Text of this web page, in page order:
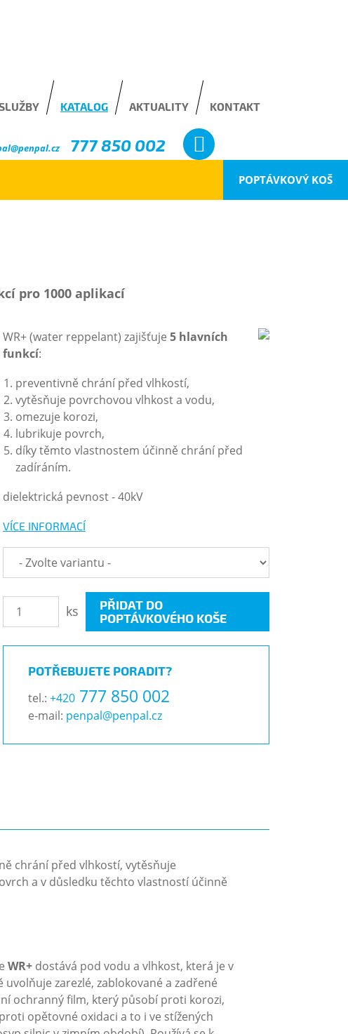
KATALOG AKTUALITY KONTAKT
POPTÁVKOVÝ KOŠ
777 850 002
pro 1000 aplikací
WR+ (water reppelant) zajišťuje 5 hlavních
funkcí:
preventivně chrání před vlhkostí,
vytěsňuje povrchovou vlhkost a vodu,
omezuje korozi,
lubrikuje povrch,
díky těmto vlastnostem účinně chrání před
zadíráním.
dielektrická pevnost - 40kV
VÍCE INFORMACÍ
ks
PŘIDAT DO
POPTÁVKOVÉHO KOŠE
POTŘEBUJETE PORADIT?
tel.: +420 777 850 002
e-mail: penpal@penpal.cz
chrání před vlhkostí, vytěsňuje
a v důsledku těchto vlastností účinně
WR+ dostává pod vodu a vlhkost, která je v
zarezlé, zablokované a zadřené
ochranný film, který působí proti korozi,
opětovné oxidaci a to i ve stížených